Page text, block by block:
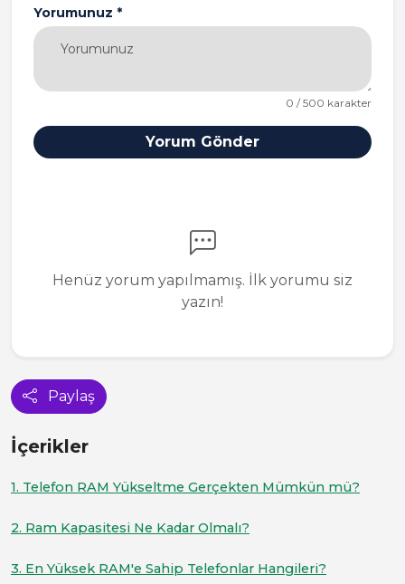
Paylaş
Yorumunuz *
0 / 500 karakter
Yorum Gönder
Henüz yorum yapılmamış. İlk yorumu siz
yazın!
İçerikler
1. Telefon RAM Yükseltme Gerçekten Mümkün mü?
2. Ram Kapasitesi Ne Kadar Olmalı?
3. En Yüksek RAM'e Sahip Telefonlar Hangileri?